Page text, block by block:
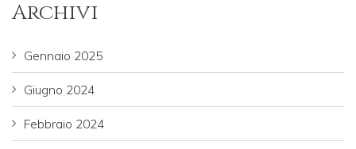
Archivi
Gennaio 2025
Giugno 2024
Febbraio 2024